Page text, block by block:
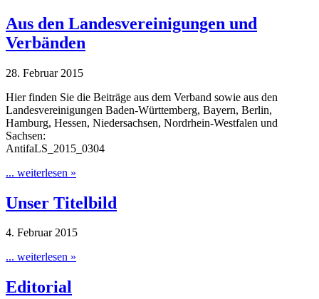
Aus den Landesvereinigungen und
Verbänden
28. Februar 2015
Hier finden Sie die Beiträge aus dem Verband sowie aus den
Landesvereinigungen Baden-Württemberg, Bayern, Berlin,
Hamburg, Hessen, Niedersachsen, Nordrhein-Westfalen und
Sachsen:
AntifaLS_2015_0304
... weiterlesen »
Unser Titelbild
4. Februar 2015
... weiterlesen »
Editorial